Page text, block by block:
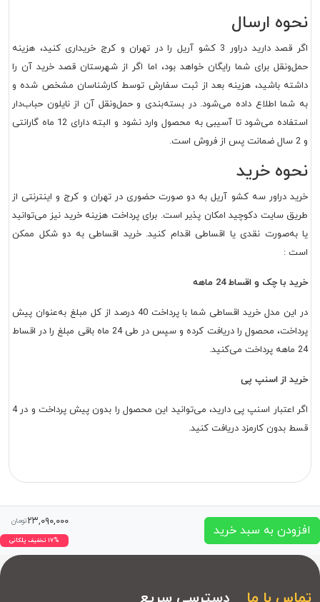
نحوه ارسال
اگر قصد دارید دراور 3 کشو آریل را در تهران و کرج خریداری کنید، هزینه
حمل‌ونقل برای شما رایگان خواهد بود، اما اگر از شهرستان قصد خرید آن را
داشته باشید، هزینه بعد از ثبت سفارش توسط کارشناسان مشخص شده و
به شما اطلاع داده می‌شود. در بسته‌بندی و حمل‌ونقل آن از نایلون حباب‌دار
استفاده می‌شود تا آسیبی به محصول وارد نشود و البته دارای 12 ماه گارانتی
و 2 سال ضمانت پس از فروش است.
نحوه خرید
خرید دراور سه کشو آریل به دو صورت حضوری در تهران و کرج و اینترنتی از
طریق سایت دکوچید امکان پذیر است. برای پرداخت هزینه خرید نیز می‌توانید
یا به‌صورت نقدی یا اقساطی اقدام کنید. خرید اقساطی به دو شکل ممکن
است :
خرید با چک و اقساط 24 ماهه
در این مدل خرید اقساطی شما با پرداخت 40 درصد از کل مبلغ به‌عنوان پیش
پرداخت، محصول را دریافت کرده و سپس در طی 24 ماه باقی مبلغ را در اقساط
24 ماهه پرداخت می‌کنید.
خرید از اسنپ پی
اگر اعتبار اسنپ پی دارید، می‌توانید این محصول را بدون پیش پرداخت و در 4
قسط بدون کارمزد دریافت کنید.
افزودن به سبد خرید
۲۳,۰۹۰,۰۰۰تومان
۱۷% تخفیف پلکانی